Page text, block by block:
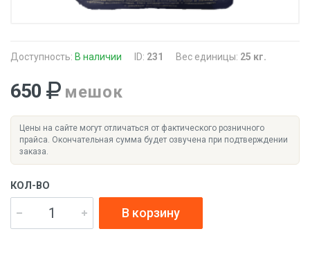
Доступность: В наличии ID: 231 Вес единицы: 25 кг.
650 мешок
Цены на сайте могут отличаться от фактического розничного
прайса. Окончательная сумма будет озвучена при подтверждении
заказа.
КОЛ-ВО
В корзину